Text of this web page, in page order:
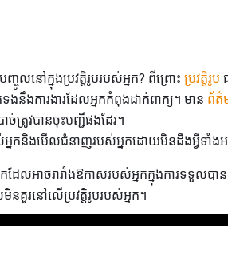
ញ្ចូលនៅក្នុងប្រវត្តិរូបរបស់អ្នក? ពីព្រោះ ប្រវត្តិរូប
ងនឹងការងារដែលអ្នកកំពុងដាក់ពាក្យ។ មាន ព័ត៌
ត្រូវបានចុះបញ្ជីផងដែរ។
បស់អ្នកនិងមើលជំនាញរបស់អ្នកដោយមិនដឹងអ្វីទាំ
ដែលអាចរារាំងឱកាសរបស់អ្នកក្នុងការទទួលប
គួរនៅលើប្រវត្តិរូបរបស់អ្នក។